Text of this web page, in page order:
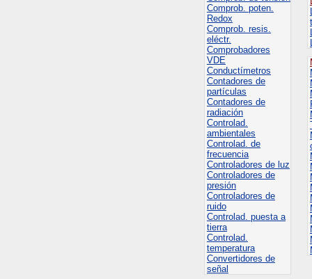
Comprob. poten.
Redox
Comprob. resis.
eléctr.
Comprobadores
VDE
Conductímetros
Contadores de
partículas
Contadores de
radiación
Controlad.
ambientales
Controlad. de
frecuencia
Controladores de luz
Controladores de
presión
Controladores de
ruido
Controlad. puesta a
tierra
Controlad.
temperatura
Convertidores de
señal